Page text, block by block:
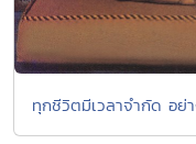
ทุกชีวิตมีเวลาจำกัด อย่